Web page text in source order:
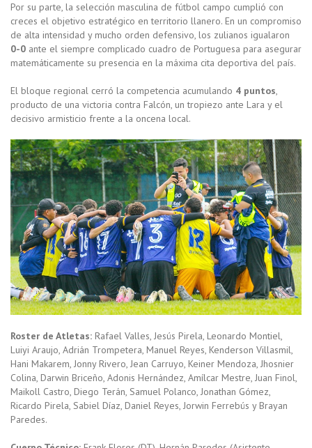
Por su parte, la selección masculina de fútbol campo cumplió con
creces el objetivo estratégico en territorio llanero. En un compromiso
de alta intensidad y mucho orden defensivo, los zulianos igualaron
0-0 ante el siempre complicado cuadro de Portuguesa para asegurar
matemáticamente su presencia en la máxima cita deportiva del país.
El bloque regional cerró la competencia acumulando 4 puntos,
producto de una victoria contra Falcón, un tropiezo ante Lara y el
decisivo armisticio frente a la oncena local.
Roster de Atletas: Rafael Valles, Jesús Pirela, Leonardo Montiel,
Luiyi Araujo, Adrián Trompetera, Manuel Reyes, Kenderson Villasmil,
Hani Makarem, Jonny Rivero, Jean Carruyo, Keiner Mendoza, Jhosnier
Colina, Darwin Briceño, Adonis Hernández, Amílcar Mestre, Juan Finol,
Maikoll Castro, Diego Terán, Samuel Polanco, Jonathan Gómez,
Ricardo Pirela, Sabiel Díaz, Daniel Reyes, Jorwin Ferrebús y Brayan
Paredes.